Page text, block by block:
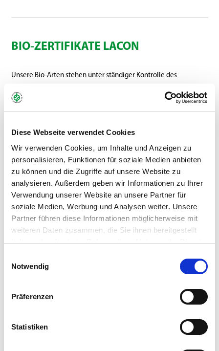
Diese Webseite verwendet Cookies
Wir verwenden Cookies, um Inhalte und Anzeigen zu
personalisieren, Funktionen für soziale Medien anbieten
zu können und die Zugriffe auf unsere Website zu
analysieren. Außerdem geben wir Informationen zu Ihrer
Verwendung unserer Website an unsere Partner für
soziale Medien, Werbung und Analysen weiter. Unsere
Partner führen diese Informationen möglicherweise mit
weiteren Daten zusammen, die Sie ihnen bereitgestellt
haben oder die sie im Rahmen Ihrer Nutzung der Dienste
Notwendig
Präferenzen
Statistiken
BIO-ZERTIFIKATE LACON
Unsere Bio-Arten stehen unter ständiger Kontrolle des
ZERTIFIKATE
FIBL BESCHEINIGUNG ZUR BIO-